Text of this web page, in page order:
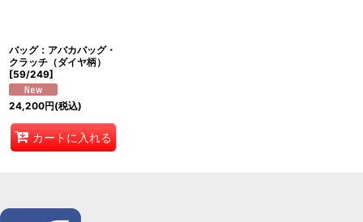
バッグ：アバカバッグ・
クラッチ（ダイヤ柄）
[59/249]
24,200円(税込)
カートに入れる